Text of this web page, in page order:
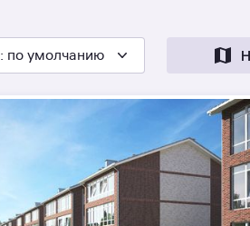
: по умолчанию